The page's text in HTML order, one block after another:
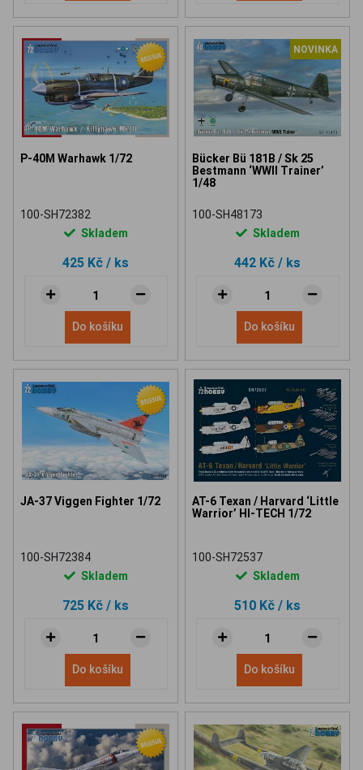
P-40M Warhawk 1/72
100-SH72382
Skladem
425 Kč / ks
Do košíku
NOVINKA
Bücker Bü 181B / Sk 25
Bestmann ‘WWII Trainer’
1/48
100-SH48173
Skladem
442 Kč / ks
Do košíku
JA-37 Viggen Fighter 1/72
100-SH72384
Skladem
725 Kč / ks
Do košíku
AT-6 Texan / Harvard ‘Little
Warrior’ HI-TECH 1/72
100-SH72537
Skladem
510 Kč / ks
Do košíku